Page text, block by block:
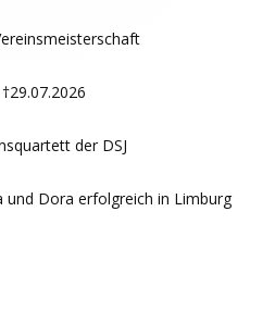
der DSJ
und Dora erfolgreich in Limburg